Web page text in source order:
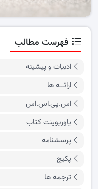
فهرست مطالب
ادبیات و پیشینه
ارائــه ها
اس.پی.اس.اس
پاورپوینت کتاب
پرسشنامه
پکیج
ترجمه ها